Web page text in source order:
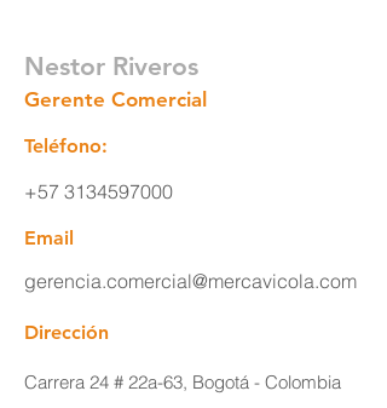
Nestor Riveros
Gerente Comercial
Teléfono:
+57 3134597000
Email
gerencia.comercial@mercavicola.com
Dirección
Carrera 24 # 22a-63, Bogotá - Colombia